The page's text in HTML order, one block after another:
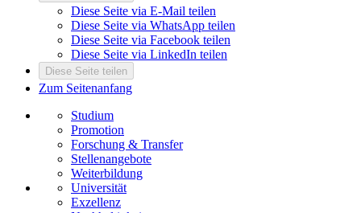
Diese Seite via E-Mail teilen
Diese Seite via WhatsApp teilen
Diese Seite via Facebook teilen
Diese Seite via LinkedIn teilen
Diese Seite teilen
Zum Seitenanfang
Studium
Promotion
Forschung & Transfer
Stellenangebote
Weiterbildung
Universität
Exzellenz